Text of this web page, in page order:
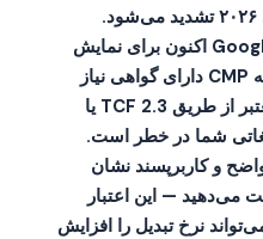
جریان درآمدی را حفظ کنید: Google اکنون برای نمایش
تبلیغات در منطقه اقتصادی اروپا به CMP دارای گواهی نیاز
دارد. بدون سیگنال‌های رضایت معتبر از طریق TCF 2.3 یا
و کاربرپسند نشان
— این اعتبار
نرخ تبدیل را افزایش